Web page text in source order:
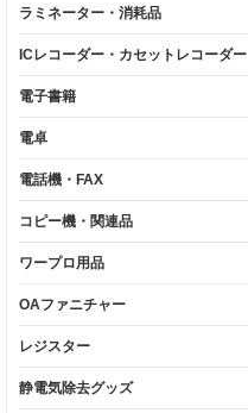
ラミネーター・消耗品
ICレコーダー・カセットレコーダー
電子書籍
電卓
電話機・FAX
コピー機・関連品
ワープロ用品
OAファニチャー
レジスター
静電気除去グッズ